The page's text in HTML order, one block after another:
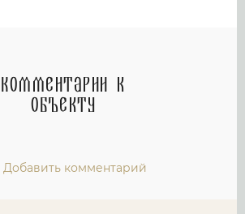
Комментарии к
объекту
Добавить комментарий